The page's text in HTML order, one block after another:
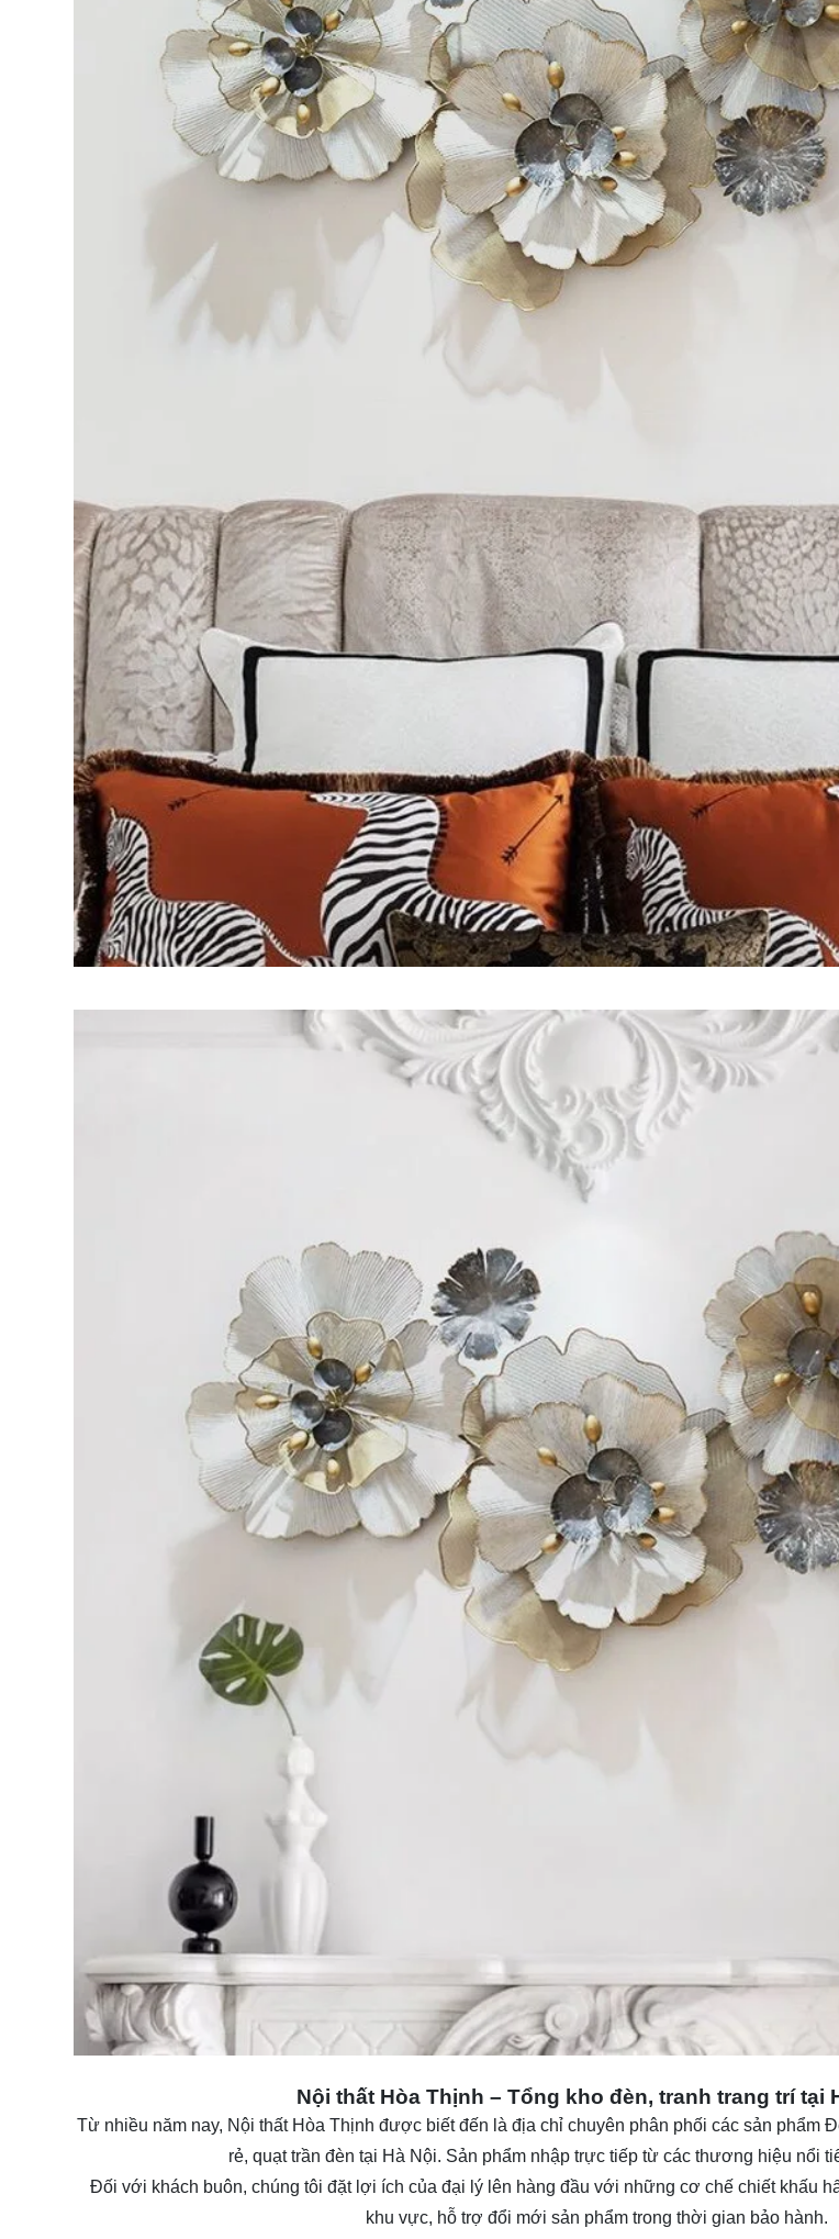
Nội thất Hòa Thịnh – Tổng kho đèn, tranh trang trí tại
Từ nhiều năm nay, Nội thất Hòa Thịnh được biết đến là địa chỉ chuyên phân phối các sản phẩm
rẻ, quạt trần đèn tại Hà Nội. Sản phẩm nhập trực tiếp từ các thương hiệu nổi
Đối với khách buôn, chúng tôi đặt lợi ích của đại lý lên hàng đầu với những cơ chế chiết khấu
khu vực, hỗ trợ đổi mới sản phẩm trong thời gian bảo hành.